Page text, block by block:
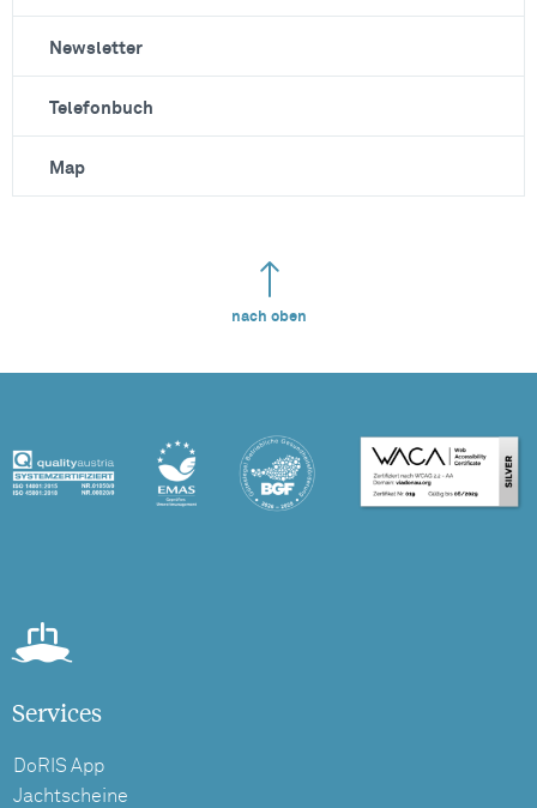
Newsletter
Telefonbuch
Map
nach oben
Services
DoRIS App
Jachtscheine